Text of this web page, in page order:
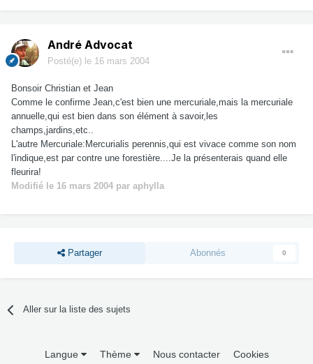
André Advocat
Posté(e) le 16 mars 2004
Bonsoir Christian et Jean
Comme le confirme Jean,c'est bien une mercuriale,mais la mercuriale
annuelle,qui est bien dans son élément à savoir,les
champs,jardins,etc..
L'autre Mercuriale:Mercurialis perennis,qui est vivace comme son nom
l'indique,est par contre une forestière....Je la présenterais quand elle
fleurira!
Modifié le 16 mars 2004 par aphylla
Partager Abonnés 0
Aller sur la liste des sujets
Langue Thème Nous contacter Cookies